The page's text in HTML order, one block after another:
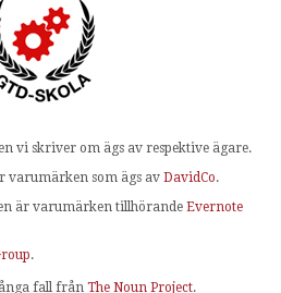
vi skriver om ägs av respektive ägare.
varumärken som ägs av DavidCo.
är varumärken tillhörande Evernote
.
fall från The Noun Project.